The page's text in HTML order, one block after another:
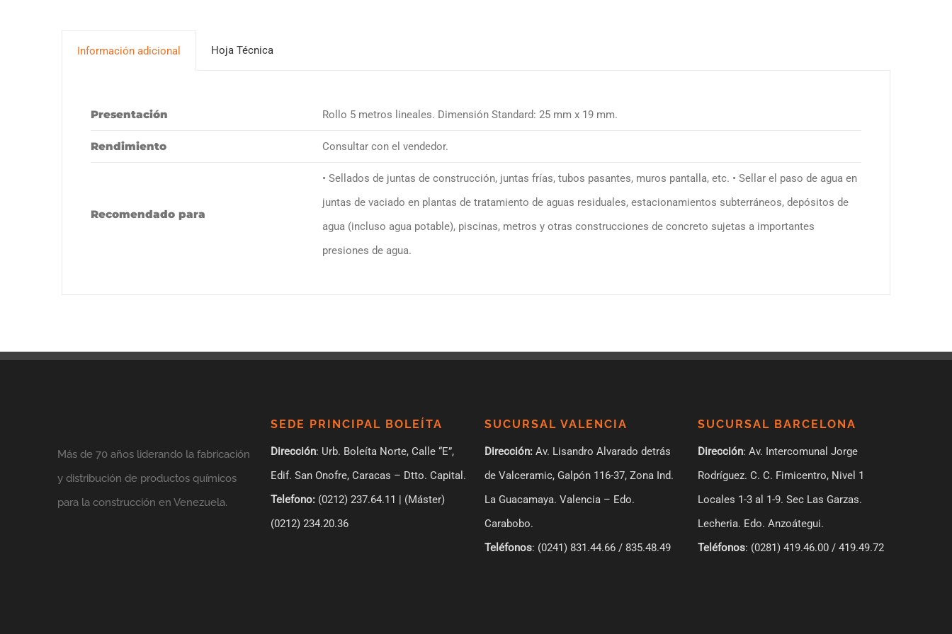
Información adicional Hoja Técnica
Presentación Rollo 5 metros lineales. Dimensión Standard: 25 mm x 19 mm.
Rendimiento Consultar con el vendedor.
Recomendado para
• Sellados de juntas de construcción, juntas frías, tubos pasantes, muros pantalla, etc. • Sellar el paso de agua en
juntas de vaciado en plantas de tratamiento de aguas residuales, estacionamientos subterráneos, depósitos de
agua (incluso agua potable), piscinas, metros y otras construcciones de concreto sujetas a importantes
presiones de agua.
Más de 70 años liderando la fabricación
y distribución de productos químicos
para la construcción en Venezuela.
SEDE PRINCIPAL BOLEÍTA
Dirección: Urb. Boleíta Norte, Calle “E”,
Edif. San Onofre, Caracas – Dtto. Capital.
Telefono: (0212) 237.64.11 | (Máster)
(0212) 234.20.36
SUCURSAL VALENCIA
Dirección:Av. Lisandro Alvarado detrás
de Valceramic, Galpón 116-37, Zona Ind.
La Guacamaya. Valencia – Edo.
Carabobo.
Teléfonos: (0241) 831.44.66 / 835.48.49
SUCURSAL BARCELONA
Dirección: Av. Intercomunal Jorge
Rodríguez. C. C. Fimicentro, Nivel 1
Locales 1-3 al 1-9.Sec Las Garzas.
Lecheria. Edo. Anzoátegui.
Teléfonos: (0281) 419.46.00 / 419.49.72